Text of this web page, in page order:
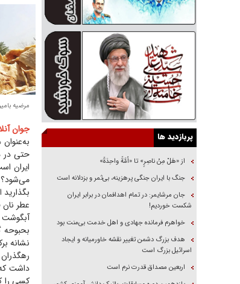
مرضیه
جوان
حتی در
ایران
می‌شود؟
عطر
آبگوشت
بحبوحه
نشانه
داشت
کسی را
پربازدید ها
از «هَلْ مِنْ ناصِرٍ» تا «اُمَّةً واحِدَةً»
جنگ با ایران جنگی پرهزینه، بی‌ثمر و بزدلانه است
جان مرشایمر: در تمام اهدافمان در برابر ایران
شکست خوردیم!
خواهرم فرمانده جهادی و اهل خدمت بی‌منت بود
هدف بزرگ دشمن تغییر نقشه خاورمیانه و ایجاد
اسرائیل بزرگ است
اربعین مصداق قدرت نرم است